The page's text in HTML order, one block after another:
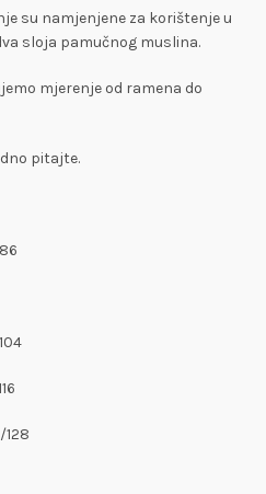
su namjenjene za korištenje u
sloja pamučnog muslina.
mjerenje od ramena do
pitajte.
128